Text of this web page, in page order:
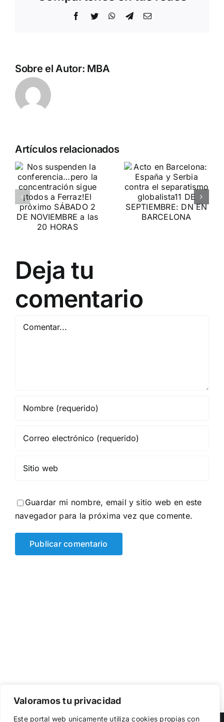
Valoramos tu privacidad
Este portal web unicamente utiliza cookies propias con
Facebook
Twitter WhatsApp
TelegramCorreo
Sobre el Autor: MBA
Artículos relacionados
Acto en
Barcelona:
España y
Serbia
contra el
separatismo
globalista
contra la
invasión
migratoria
y el gran
reemplazo
Deja tu
comentario
Guardar mi nombre, email y sitio web en este
navegador para la próxima vez que comente.